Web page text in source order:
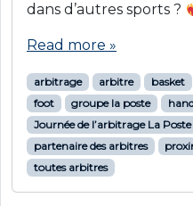
dans d’autres sports ?
Read more »
arbitrage arbitre basket
foot
groupe la poste
Journée de l’arbitrage La Poste
partenaire des arbitres
toutes arbitres